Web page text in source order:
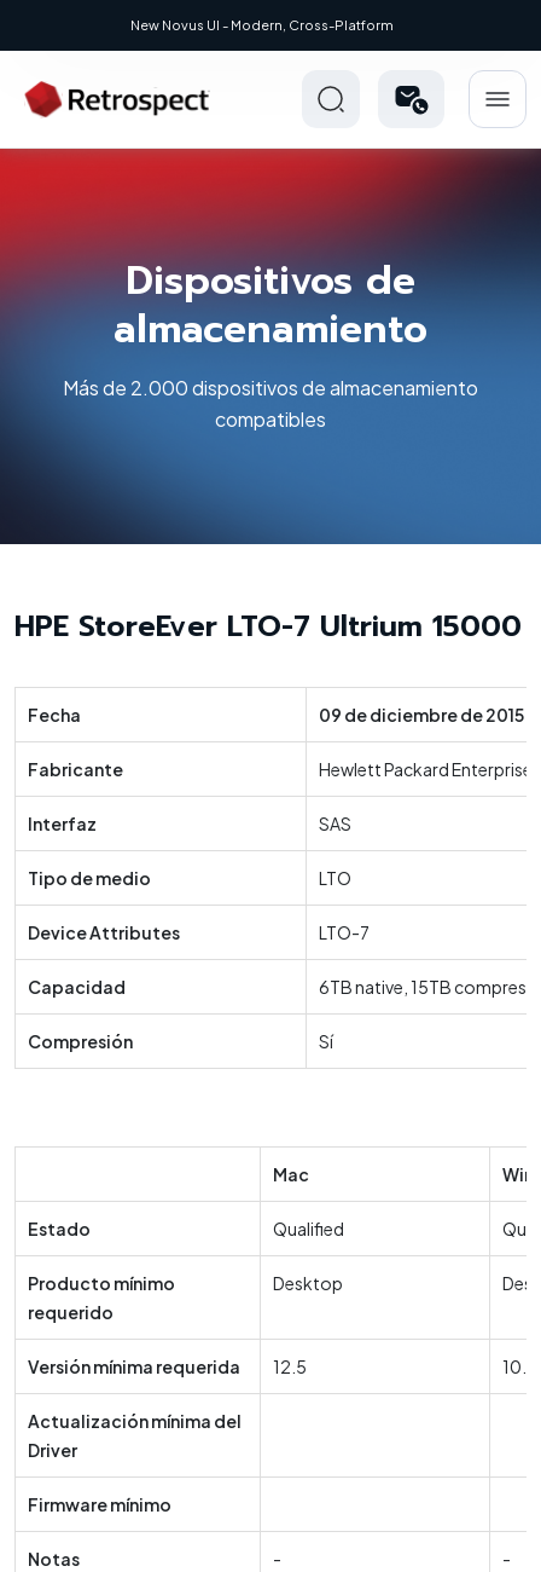
New Novus UI - Modern, Cross-Platform
Dispositivos de
almacenamiento
Más de 2.000 dispositivos de almacenamiento
compatibles
HPE StoreEver LTO-7 Ultrium 15000
Fecha 09 de diciembre de 2015
Fabricante Hewlett Packard Enterprise
Interfaz SAS
Tipo de medio LTO
Device Attributes LTO-7
Capacidad 6TB native, 15TB
Compresión Sí
Mac
Estado Qualified
Producto mínimo
requerido
Desktop
Versión mínima requerida 12.5 10.5
Actualización mínima del
Driver
Firmware mínimo
Notas - -